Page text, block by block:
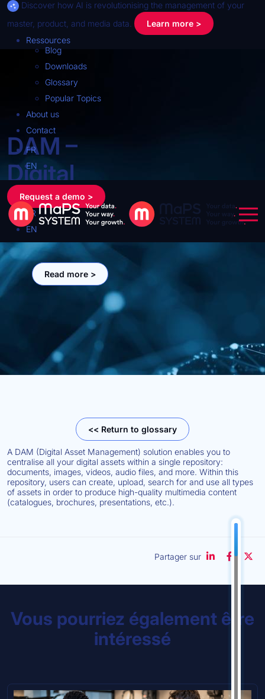
Discover how AI is revolutionising the management of your
master, product, and media data.
Learn more >
Ressources
Blog
Downloads
Glossary
Popular Topics
About us
Contact
FR
EN
Request a demo >
FR
EN
DAM –
Digital
Asset
Management
Read more >
<< Return to glossary
A DAM (Digital Asset Management) solution enables you to
centralise all your digital assets within a single repository:
documents, images, videos, audio files, and more. Within this
repository, users can create, upload, search for and use all types
of assets in order to produce high-quality multimedia content
(catalogues, brochures, presentations, etc.).
Partager sur
Vous pourriez également être
intéressé